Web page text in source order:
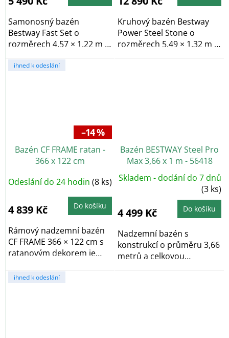
Samonosný bazén
Bestway Fast Set o
rozměrech 4,57 × 1,22 m a
objemu 13 807 l má...
Kruhový bazén Bestway
Power Steel Stone o
rozměrech 5,49 × 1,32 m a
objemu 26 000 l má...
ihned k odeslání
–14 %
Bazén CF FRAME ratan -
366 x 122 cm
Odeslání do 24 hodin (8 ks)
4 839 Kč Do košíku
Rámový nadzemní bazén
CF FRAME 366 × 122 cm s
ratanovým dekorem je
Bazén BESTWAY Steel Pro
Max 3,66 x 1 m - 56418
Skladem - dodání do 7 dnů
(3 ks)
4 499 Kč Do košíku
Nadzemní bazén s
konstrukcí o průměru 3,66
metrů a celkovou
hloubkou 1,00 metrů je...
ihned k odeslání